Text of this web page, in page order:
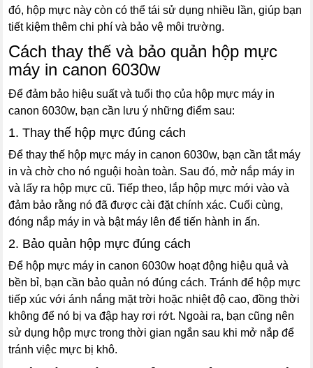
đó, hộp mực này còn có thể tái sử dụng nhiều lần, giúp bạn
tiết kiệm thêm chi phí và bảo vệ môi trường.
Cách thay thế và bảo quản hộp mực
máy in canon 6030w
Để đảm bảo hiệu suất và tuổi thọ của hộp mực máy in
canon 6030w, bạn cần lưu ý những điểm sau:
1. Thay thế hộp mực đúng cách
Để thay thế hộp mực máy in canon 6030w, bạn cần tắt máy
in và chờ cho nó nguội hoàn toàn. Sau đó, mở nắp máy in
và lấy ra hộp mực cũ. Tiếp theo, lắp hộp mực mới vào và
đảm bảo rằng nó đã được cài đặt chính xác. Cuối cùng,
đóng nắp máy in và bật máy lên để tiến hành in ấn.
2. Bảo quản hộp mực đúng cách
Để hộp mực máy in canon 6030w hoạt động hiệu quả và
bền bỉ, bạn cần bảo quản nó đúng cách. Tránh để hộp mực
tiếp xúc với ánh nắng mặt trời hoặc nhiệt độ cao, đồng thời
không để nó bị va đập hay rơi rớt. Ngoài ra, bạn cũng nên
sử dụng hộp mực trong thời gian ngắn sau khi mở nắp để
tránh việc mực bị khô.